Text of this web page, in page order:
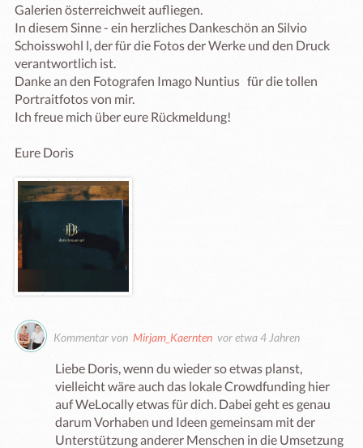
Galerien österreichweit aufliegen.
In diesem Sinne - ein herzliches Dankeschön an Silvio
Schoisswohl l, der für die Fotos der Werke und den Druck
verantwortlich ist.
Danke an den Fotografen Imago Nuntius   für die tollen
Portraitfotos von mir.
Ich freue mich über eure Rückmeldung!
Eure Doris
Kommentar von Mirjam_Kaernten vor etwa 4 Jahren
Liebe Doris, wenn du wieder so etwas planst,
vielleicht wäre auch das lokale Crowdfunding hier
auf WeLocally etwas für dich. Dabei geht es genau
darum Vorhaben und Ideen gemeinsam mit der
Unterstützung anderer Menschen in die Umsetzung